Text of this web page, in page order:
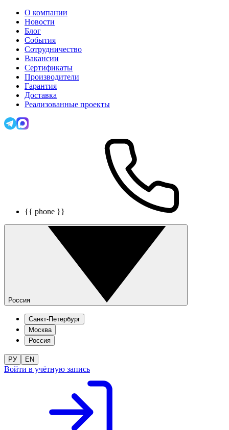
О компании
Новости
Блог
События
Сотрудничество
Вакансии
Сертификаты
Производители
Гарантия
Доставка
Реализованные проекты
{{ phone }}
Россия
Санкт-Петербург
Москва
Россия
РУ EN
Войти в учётную запись